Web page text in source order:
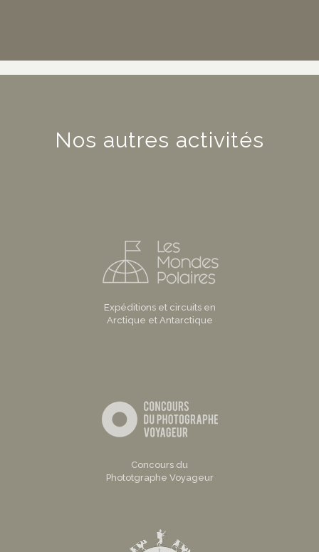
Nos autres activités
Expéditions et circuits en
Arctique et Antarctique
Concours du
Phototgraphe Voyageur